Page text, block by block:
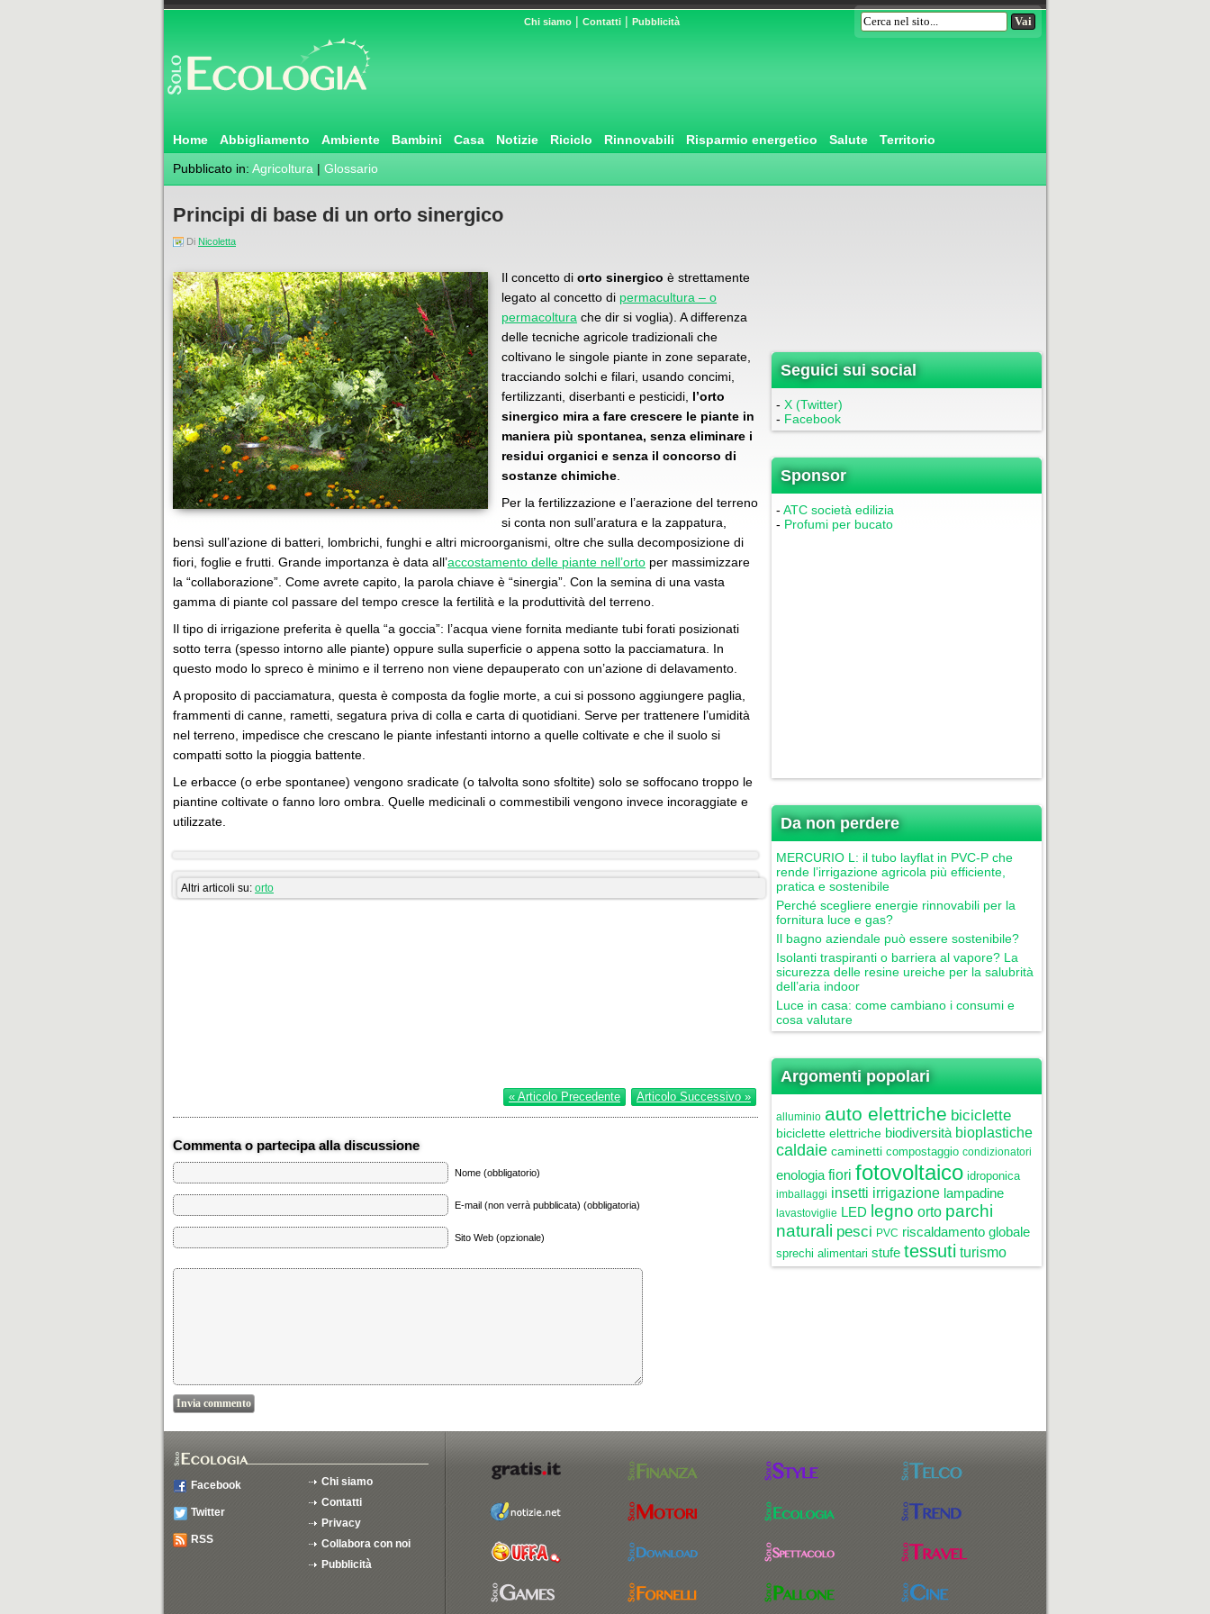
Chi siamo | Contatti | Pubblicità
Home Abbigliamento Ambiente Bambini Casa Notizie Riciclo Rinnovabili Risparmio energetico Salute
Territorio
Pubblicato in: Agricoltura | Glossario
Principi di base di un orto sinergico
Di Nicoletta
Il concetto di orto sinergico è strettamente
legato al concetto di permacultura – o
permacoltura che dir si voglia). A differenza
delle tecniche agricole tradizionali che
coltivano le singole piante in zone separate,
tracciando solchi e filari, usando concimi,
fertilizzanti, diserbanti e pesticidi, l’orto
sinergico mira a fare crescere le piante in
maniera più spontanea, senza eliminare i
residui organici e senza il concorso di
sostanze chimiche
Per la fertilizzazione e l’aerazione del terreno
si conta non sull’aratura e la zappatura,
bensì sull’azione di batteri, lombrichi, funghi e altri microorganismi, oltre che sulla decomposizione di
fiori, foglie e frutti. Grande importanza è data all’accostamento delle piante nell’orto per massimizzare
la “collaborazione”. Come avrete capito, la parola chiave è “sinergia”. Con la semina di una vasta
gamma di piante col passare del tempo cresce la fertilità e la produttività del terreno.
Il tipo di irrigazione preferita è quella “a goccia”: l’acqua viene fornita mediante tubi forati posizionati
sotto terra (spesso intorno alle piante) oppure sulla superficie o appena sotto la pacciamatura. In
questo modo lo spreco è minimo e il terreno non viene depauperato con un’azione di delavamento.
A proposito di pacciamatura, questa è composta da foglie morte, a cui si possono aggiungere paglia,
frammenti di canne, rametti, segatura priva di colla e carta di quotidiani. Serve per trattenere l’umidità
nel terreno, impedisce che crescano le piante infestanti intorno a quelle coltivate e che il suolo si
compatti sotto la pioggia battente.
Le erbacce (o erbe spontanee) vengono sradicate (o talvolta sono sfoltite) solo se soffocano troppo le
piantine coltivate o fanno loro ombra. Quelle medicinali o commestibili vengono invece incoraggiate e
utilizzate.
Altri articoli su: orto
« Articolo Precedente Articolo Successivo »
Commenta o partecipa alla discussione
Nome (obbligatorio)
E-mail (non verrà pubblicata) (obbligatoria)
Sito Web (opzionale)
Seguici sui social
- X (Twitter)
- Facebook
Sponsor
- ATC società edilizia
- Profumi per bucato
Da non perdere
MERCURIO L: il tubo layflat in PVC-P che
rende l’irrigazione agricola più efficiente,
pratica e sostenibile
Perché scegliere energie rinnovabili per la
fornitura luce e gas?
Il bagno aziendale può essere sostenibile?
Isolanti traspiranti o barriera al vapore? La
sicurezza delle resine ureiche per la salubrità
dell’aria indoor
Luce in casa: come cambiano i consumi e
cosa valutare
Argomenti popolari
alluminio auto elettriche biciclette
biciclette elettriche biodiversità bioplastiche
caldaie caminetti compostaggio condizionatori
enologia fiori fotovoltaico idroponica
imballaggi insetti irrigazione lampadine
lavastoviglie LED legno orto parchi
naturali pesci PVC riscaldamento globale
sprechi alimentari stufe tessuti turismo
Facebook
Twitter
RSS
Chi siamo
Contatti
Privacy
Collabora con noi
Pubblicità